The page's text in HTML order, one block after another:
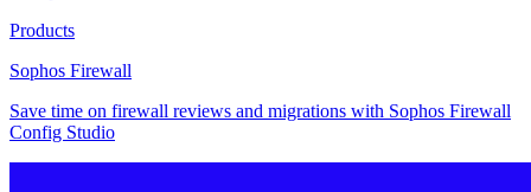
Products
Sophos Firewall
Save time on firewall reviews and migrations with Sophos Firewall
Config Studio